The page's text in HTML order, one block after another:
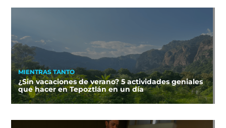
MIENTRAS TANTO
¿Sin vacaciones de verano? 5 actividades geniales
que hacer en Tepoztlán en un día